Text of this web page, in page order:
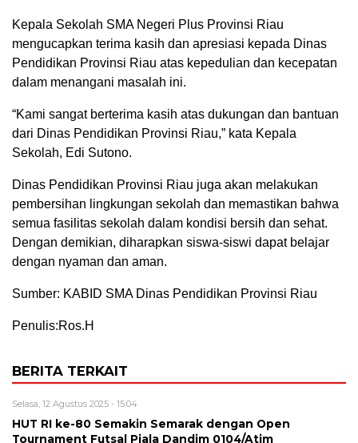
Kepala Sekolah SMA Negeri Plus Provinsi Riau
mengucapkan terima kasih dan apresiasi kepada Dinas
Pendidikan Provinsi Riau atas kepedulian dan kecepatan
dalam menangani masalah ini.
“Kami sangat berterima kasih atas dukungan dan bantuan
dari Dinas Pendidikan Provinsi Riau,” kata Kepala
Sekolah, Edi Sutono.
Dinas Pendidikan Provinsi Riau juga akan melakukan
pembersihan lingkungan sekolah dan memastikan bahwa
semua fasilitas sekolah dalam kondisi bersih dan sehat.
Dengan demikian, diharapkan siswa-siswi dapat belajar
dengan nyaman dan aman.
Sumber: KABID SMA Dinas Pendidikan Provinsi Riau
Penulis:Ros.H
BERITA TERKAIT
Selasa, 12 Agustus 2025 - 15:04
HUT RI ke-80 Semakin Semarak dengan Open
Tournament Futsal Piala Dandim 0104/Atim